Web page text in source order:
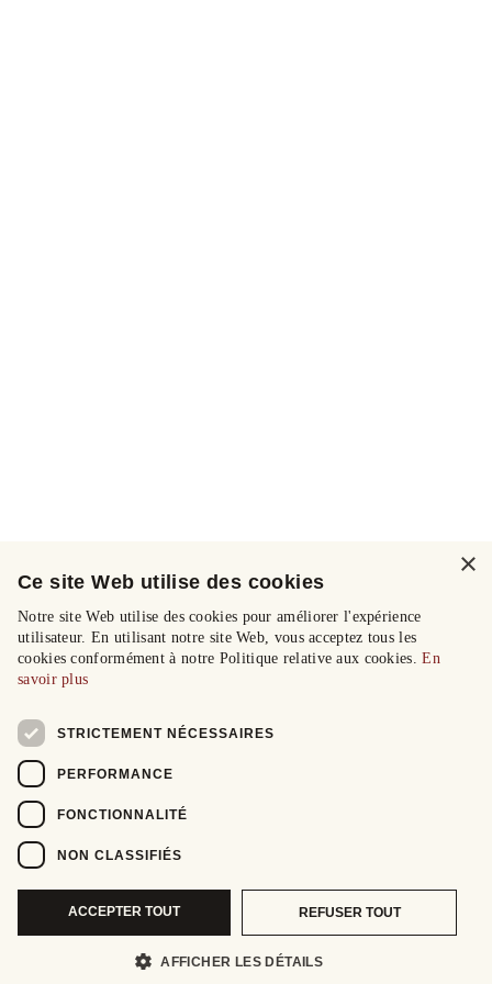
×
Ce site Web utilise des cookies
Notre site Web utilise des cookies pour améliorer l'expérience
utilisateur. En utilisant notre site Web, vous acceptez tous les
cookies conformément à notre Politique relative aux cookies.En
savoir plus
STRICTEMENT NÉCESSAIRES
PERFORMANCE
FONCTIONNALITÉ
NON CLASSIFIÉS
ACCEPTER TOUT REFUSER TOUT
AFFICHER LES DÉTAILS